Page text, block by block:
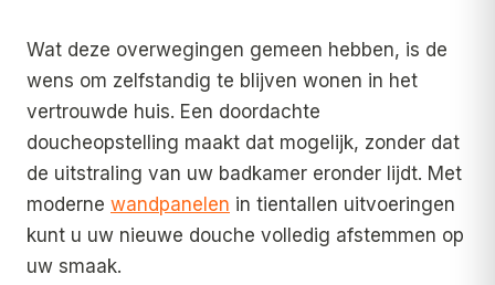
Wat deze overwegingen gemeen hebben, is de
wens om zelfstandig te blijven wonen in het
vertrouwde huis. Een doordachte
doucheopstelling maakt dat mogelijk, zonder dat
de uitstraling van uw badkamer eronder lijdt. Met
moderne wandpanelen in tientallen uitvoeringen
kunt u uw nieuwe douche volledig afstemmen op
uw smaak.